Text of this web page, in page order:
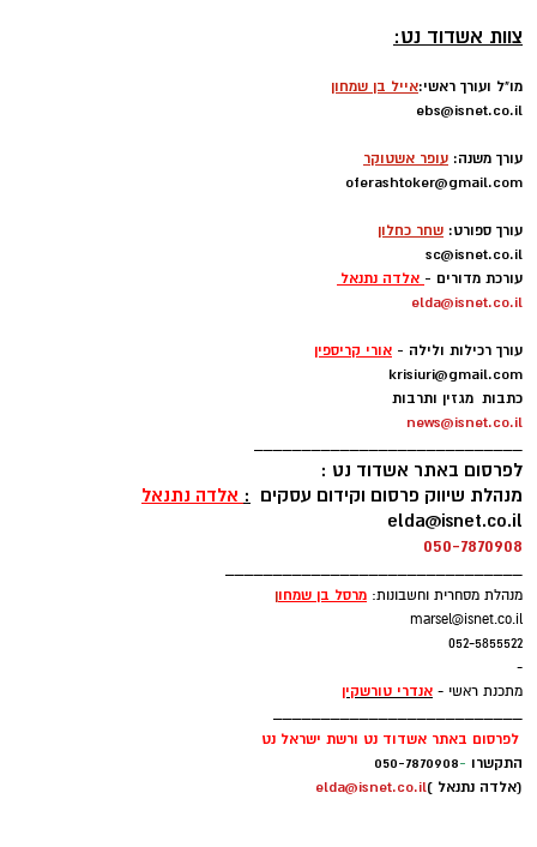
צוות אשדוד נט:
מו"ל ועורך ראשי:אייל בן שמחון
ebs@isnet.co.il
עורך משנה: עופר אשטוקר
oferashtoker@gmail.com
עורך ספורט: שחר כחלון
sc@isnet.co.il
עורכת מדורים - אלדה נתנאל
elda@isnet.co.il
עורך רכילות ולילה - אורי קריספין
krisiuri@gmail.com
כתבות מגזין ותרבות
news@isnet.co.il
לפרסום באתר אשדוד נט :
מנהלת שיווק פרסום וקידום עסקים : אלדה נתנאל
elda@isnet.co.il
050-7870908
מנהלת מסחרית וחשבונות: מרסל בן שמחון
marsel@isnet.co.il
052-5855522
-
מתכנת ראשי - אנדרי טורשקין
לפרסום באתר אשדוד נט ורשת ישראל נט
התקשרו -
050-7870908
(אלדה נתנאל )elda@isnet.co.il